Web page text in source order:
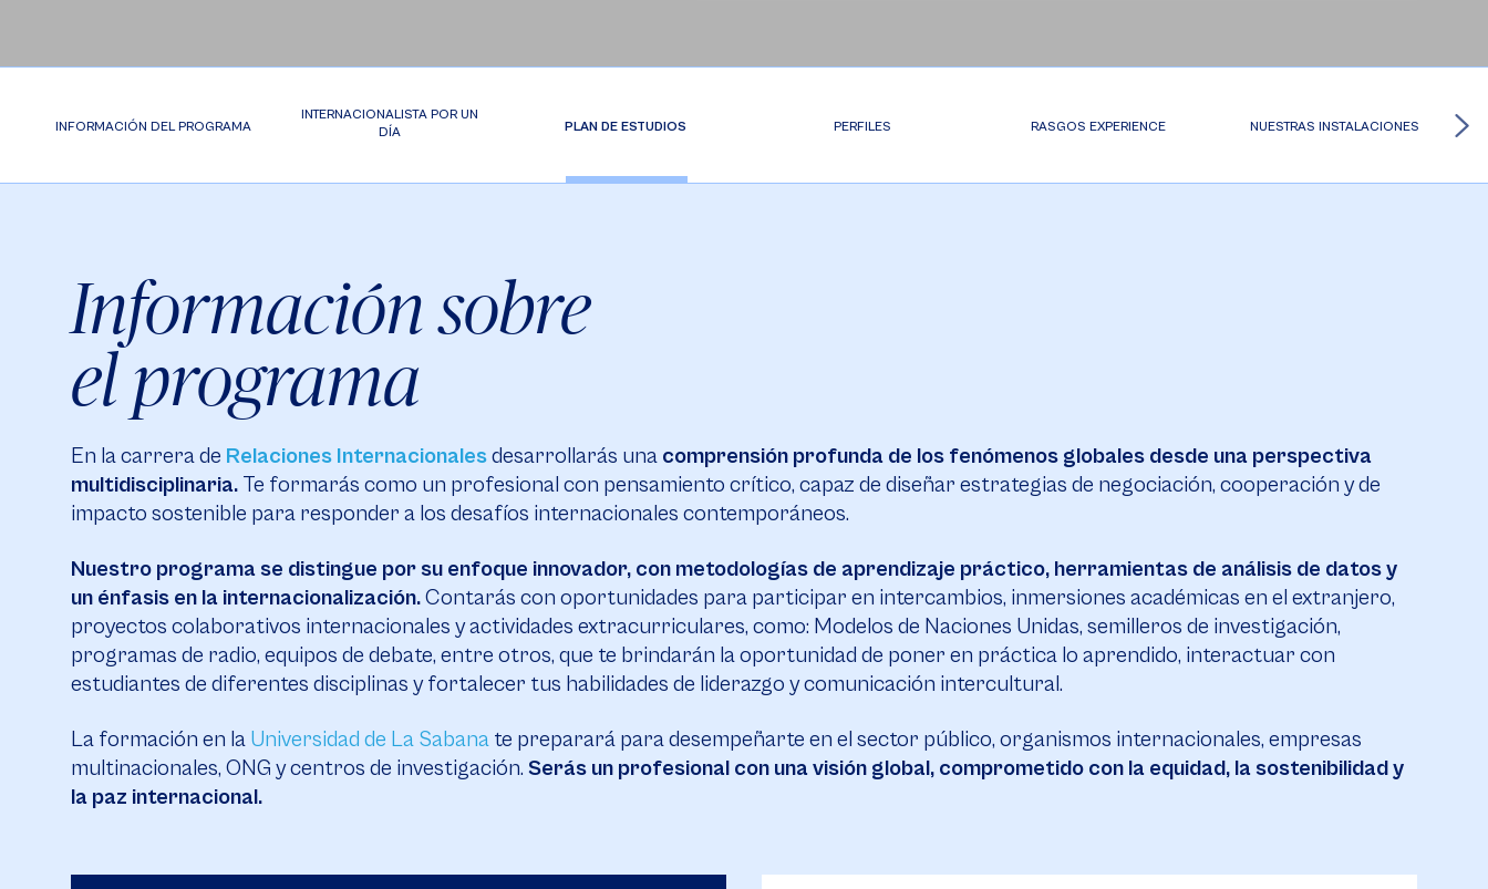
INFORMACIÓN DEL PROGRAMA
INTERNACIONALISTA POR UN
DÍA
PLAN DE ESTUDIOS PERFILES RASGOS EXPERIENCE NUESTRAS INSTALACIONES
Información sobre
el programa
En la carrera de Relaciones Internacionalesdesarrollarás una comprensión profunda de los fenómenos globales desde una perspectiva
multidisciplinaria. Te formarás como un profesional con pensamiento crítico, capaz de diseñar estrategias de negociación, cooperación y de
impacto sostenible para responder a los desafíos internacionales contemporáneos.
Nuestro programa se distingue por su enfoque innovador, con metodologías de aprendizaje práctico, herramientas de análisis de datos y
un énfasis en la internacionalización.Contarás con oportunidades para participar en intercambios, inmersiones académicas en el extranjero,
proyectos colaborativos internacionales y actividades extracurriculares, como: Modelos de Naciones Unidas, semilleros de investigación,
programas de radio, equipos de debate, entre otros, que te brindarán la oportunidad de poner en práctica lo aprendido, interactuar con
estudiantes de diferentes disciplinas y fortalecer tus habilidades de liderazgo y comunicación intercultural.
La formación en la Universidad de La Sabana te preparará para desempeñarte en el sector público, organismos internacionales, empresas
multinacionales, ONG y centros de investigación. Serás un profesional con una visión global, comprometido con la equidad, la sostenibilidad y
la paz internacional.